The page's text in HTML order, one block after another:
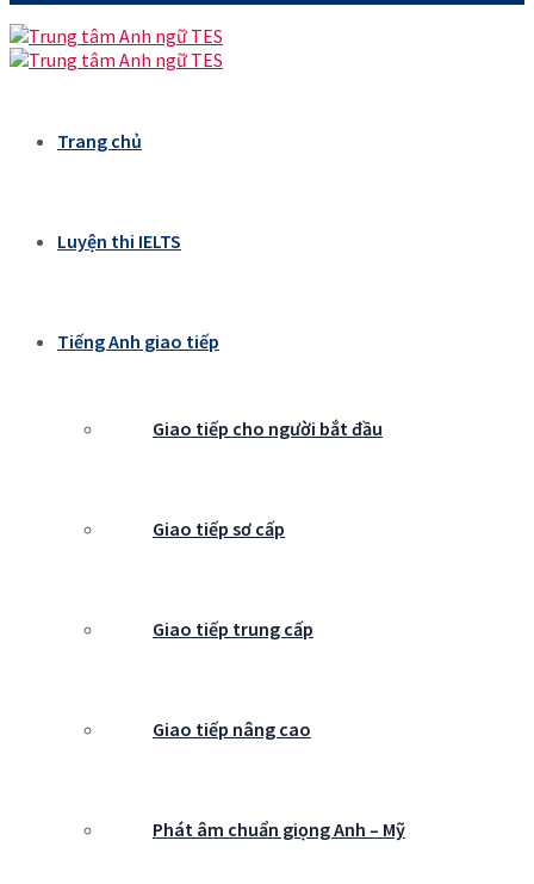
Trang chủ
Luyện thi IELTS
Tiếng Anh giao tiếp
Giao tiếp cho người bắt đầu
Giao tiếp sơ cấp
Giao tiếp trung cấp
Giao tiếp nâng cao
Phát âm chuẩn giọng Anh – Mỹ